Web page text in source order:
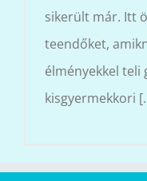
sikerült már. Itt
teendőket,
élményekkel teli
kisgyermekkori